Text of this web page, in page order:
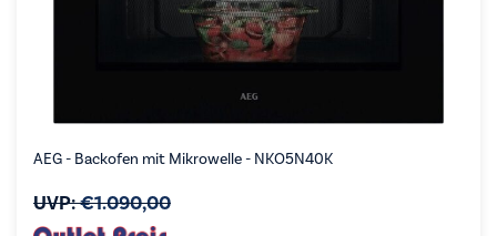
AEG - Backofen mit Mikrowelle - NKO5N40K
UVP:€1.090,00